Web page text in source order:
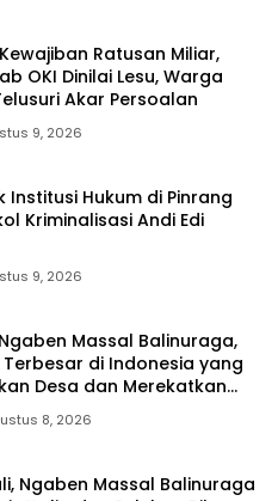
Ratusan Miliar,
OKI Dinilai Lesu, Warga
Akar Persoalan
9, 2026
Institusi Hukum di Pinrang
Kriminalisasi Andi Edi
9, 2026
Massal Balinuraga,
Terbesar di Indonesia yang
Desa dan Merekatkan
8, 2026
Ngaben Massal Balinuraga